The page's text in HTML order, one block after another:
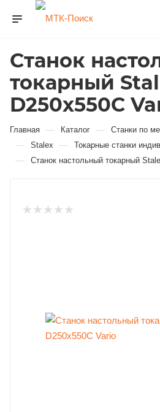
Станок
токарный
D250x550C
Главная — Каталог — Станки по
— Stalex — Токарные станки
— Станок настольный токарный